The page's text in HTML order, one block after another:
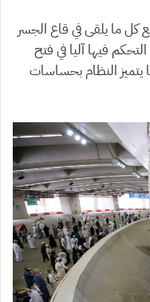
ما يلقى في قاع الجسر
فيها آليا في فتح
يتميز النظام بحساسات